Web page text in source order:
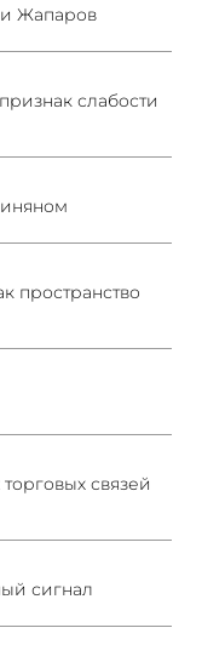
Жапаров
слабости
пространство
связей
сигнал